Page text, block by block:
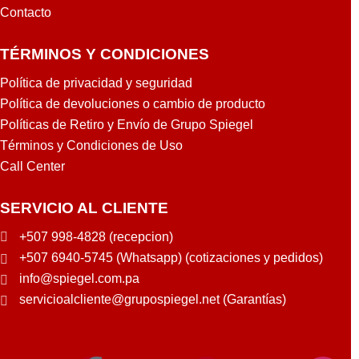
Y
Contacto
TÉRMINOS Y CONDICIONES
Política de privacidad y seguridad
Política de devoluciones o cambio de producto
Políticas de Retiro y Envío de Grupo Spiegel
Términos y Condiciones de Uso
Call Center
SERVICIO AL CLIENTE
+507 998-4828 (recepcion)
+507 6940-5745 (Whatsapp) (cotizaciones y pedidos)
info@spiegel.com.pa
servicioalcliente@grupospiegel.net (Garantías)